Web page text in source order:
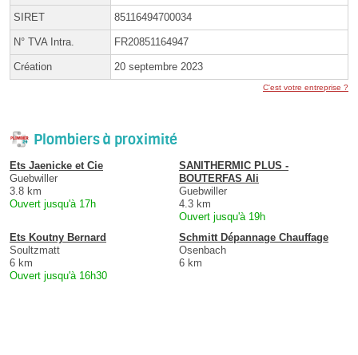
SIRET 85116494700034
N° TVA Intra. FR20851164947
Création 20 septembre 2023
C'est votre entreprise ?
Plombiers à proximité
Ets Jaenicke et Cie
Guebwiller
3.8 km
Ouvert jusqu'à 17h
SANITHERMIC PLUS -
BOUTERFAS Ali
Guebwiller
4.3 km
Ouvert jusqu'à 19h
Ets Koutny Bernard
Soultzmatt
6 km
Ouvert jusqu'à 16h30
Schmitt Dépannage Chauffage
Osenbach
6 km